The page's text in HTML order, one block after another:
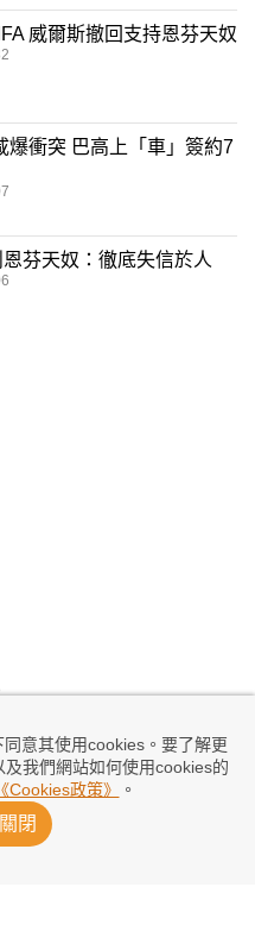
意其使用cookies。要了解更
我們網站如何使用cookies的
《Cookies政策》 。
閉
威爾斯撤回支持恩芬天奴
爆衝突 巴高上「車」簽約7
芬天奴：徹底失信於人